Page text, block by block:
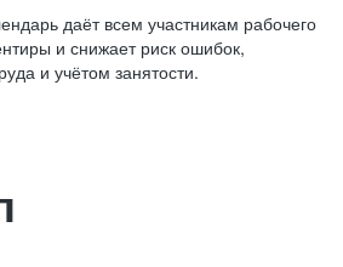
даёт всем участникам рабочего
и снижает риск ошибок,
и учётом занятости.